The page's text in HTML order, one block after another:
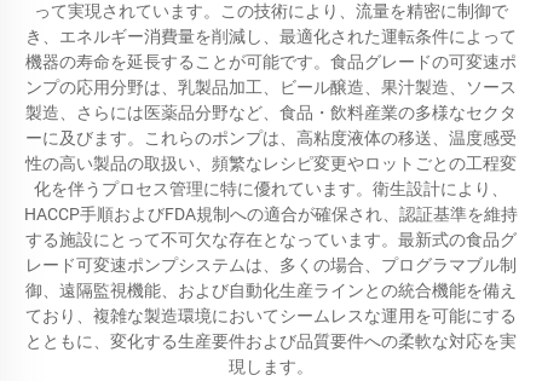
って実現されています。この技術により、流量を精密に制御で
き、エネルギー消費量を削減し、最適化された運転条件によって
機器の寿命を延長することが可能です。食品グレードの可変速ポ
ンプの応用分野は、乳製品加工、ビール醸造、果汁製造、ソース
製造、さらには医薬品分野など、食品・飲料産業の多様なセクタ
ーに及びます。これらのポンプは、高粘度液体の移送、温度感受
性の高い製品の取扱い、頻繁なレシピ変更やロットごとの工程変
化を伴うプロセス管理に特に優れています。衛生設計により、
HACCP手順およびFDA規制への適合が確保され、認証基準を維持
する施設にとって不可欠な存在となっています。最新式の食品グ
レード可変速ポンプシステムは、多くの場合、プログラマブル制
御、遠隔監視機能、および自動化生産ラインとの統合機能を備え
ており、複雑な製造環境においてシームレスな運用を可能にする
とともに、変化する生産要件および品質要件への柔軟な対応を実
現します。